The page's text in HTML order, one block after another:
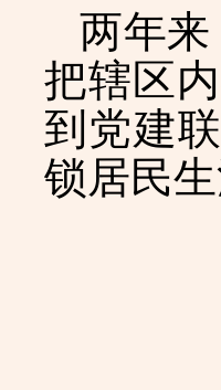
两年
把辖区
到党建
锁居民生